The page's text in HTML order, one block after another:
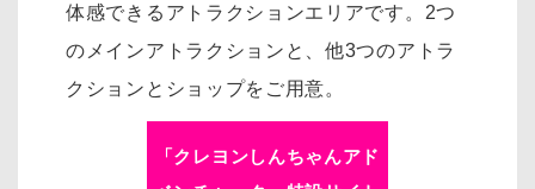
体感できるアトラクションエリアです。 2つ
のメインアトラクションと、他3つのアトラ
クションとショップをご用意。
「クレヨンしんちゃんアド